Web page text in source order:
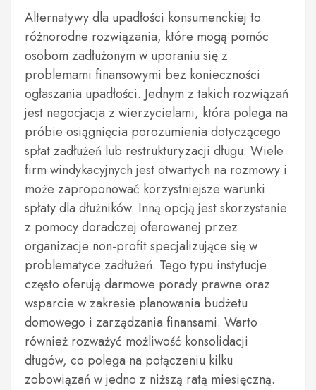
Alternatywy dla upadłości konsumenckiej to
różnorodne rozwiązania, które mogą pomóc
osobom zadłużonym w uporaniu się z
problemami finansowymi bez konieczności
ogłaszania upadłości. Jednym z takich rozwiązań
jest negocjacja z wierzycielami, która polega na
próbie osiągnięcia porozumienia dotyczącego
spłat zadłużeń lub restrukturyzacji długu. Wiele
firm windykacyjnych jest otwartych na rozmowy i
może zaproponować korzystniejsze warunki
spłaty dla dłużników. Inną opcją jest skorzystanie
z pomocy doradczej oferowanej przez
organizacje non-profit specjalizujące się w
problematyce zadłużeń. Tego typu instytucje
często oferują darmowe porady prawne oraz
wsparcie w zakresie planowania budżetu
domowego i zarządzania finansami. Warto
również rozważyć możliwość konsolidacji
długów, co polega na połączeniu kilku
zobowiązań w jedno z niższą ratą miesięczną.